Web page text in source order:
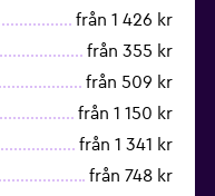
från 1 426 kr
från 355 kr
från 509 kr
från 1 150 kr
från 1 341 kr
från 748 kr